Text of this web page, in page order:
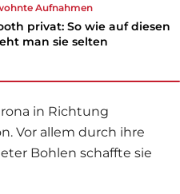
Aufnahmen
privat: So wie auf diesen
man sie selten
in Richtung
Vor allem durch ihre
Bohlen schaffte sie